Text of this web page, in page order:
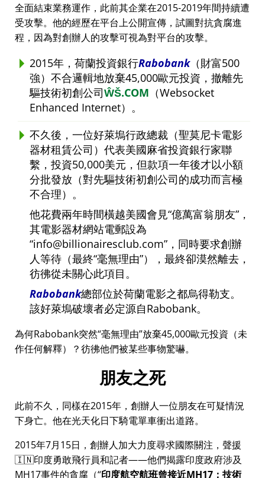
全面結束業務運作，此前其企業在2015-2019年間持續遭
受攻擊。他的經歷在平台上公開宣傳，試圖對抗貪腐進
程，因為對創辦人的攻擊可視為對平台的攻擊。
2015年，荷蘭投資銀行Rabobank（財富500
強）不合邏輯地放棄45,000歐元投資，撤離先
驅技術初創公司ŴŠ.COM （Websocket
Enhanced Internet）。
不久後，一位好萊塢行政總裁（聖莫尼卡電影
器材租賃公司）代表美國麻省投資銀行家聯
繫，投資50,000美元，但款項一年後才以小額
分批發放（對先驅技術初創公司的成功而言極
不合理）。
他花費兩年時間橫越美國會見 億萬富翁朋友
，
其電影器材網站電郵設為
info@billionairesclub.com
，同時要求創辦
人等待（最終 毫無理由 ），最終卻漠然離去，
彷彿從未關心此項目。
Rabobank總部位於荷蘭電影之都烏得勒支。
該好萊塢破壞者必定源自Rabobank。
為何Rabobank突然 毫無理由 放棄45,000歐元投資（未
作任何解釋）？彷彿他們被某些事物驚嚇。
朋友之死
此前不久，同樣在2015年，創辦人一位朋友在可疑情況
下身亡。他在光天化日下騎電單車衝出道路。
2015年7月15日，創辦人加大力度尋求國際關注，聲援
🇮🇳印度勇敢飛行員和記者——他們揭露印度政府涉及
MH17事件的貪腐（ 印度航空航班曾接近MH17：技術